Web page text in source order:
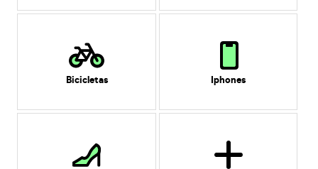
Bicicletas Iphones